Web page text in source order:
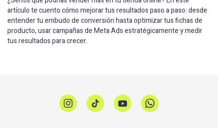
artículo te cuento cómo mejorar tus resultados paso a paso: desde
entender tu embudo de conversión hasta optimizar tus fichas de
producto, usar campañas de Meta Ads estratégicamente y medir
tus resultados para crecer.